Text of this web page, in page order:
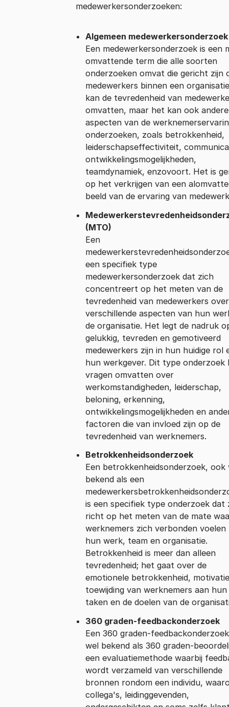
medewerkersonderzoeken:
Algemeen medewerkersonderzoek
Een medewerkersonderzoek is een
omvattende term die alle soorten
onderzoeken omvat die gericht zijn
medewerkers binnen een
kan de tevredenheid van
omvatten, maar het kan ook andere
aspecten van de
onderzoeken, zoals betrokkenheid,
leiderschapseffectiviteit,
ontwikkelingsmogelijkheden,
teamdynamiek, enzovoort. Het is
op het verkrijgen van een
beeld van de ervaring van
(MTO)
Een
een specifiek type
medewerkersonderzoek dat zich
concentreert op het meten van de
tevredenheid van medewerkers over
verschillende aspecten van hun
de organisatie. Het legt de nadruk
gelukkig, tevreden en gemotiveerd
medewerkers zijn in hun huidige rol
hun werkgever. Dit type onderzoek
vragen omvatten over
werkomstandigheden, leiderschap,
beloning, erkenning,
ontwikkelingsmogelijkheden en
factoren die van invloed zijn op de
tevredenheid van werknemers.
Betrokkenheidsonderzoek
Een betrokkenheidsonderzoek, ook
bekend als een
is een specifiek type onderzoek dat
richt op het meten van de mate
werknemers zich verbonden voelen
hun werk, team en organisatie.
Betrokkenheid is meer dan alleen
tevredenheid; het gaat over de
emotionele betrokkenheid,
toewijding van werknemers aan hun
taken en de doelen van de
360 graden-feedbackonderzoek
Een 360 graden-
wel bekend als 360 graden-
een evaluatiemethode waarbij
wordt verzameld van verschillende
bronnen rondom een individu,
collega's, leidinggevenden,